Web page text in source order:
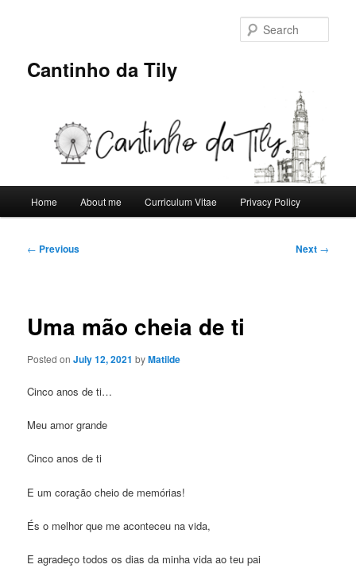
Cantinho da Tily
Home About me Curriculum Vitae Privacy Policy
Post
← Previous Next →
Uma mão cheia de ti
Posted onJuly 12, 2021 byMatilde
Cinco anos de ti…
Meu amor grande
Cinco anos de ti
E um coração cheio de memórias!
És o melhor que me aconteceu na vida,
E agradeço todos os dias da minha vida ao teu pai